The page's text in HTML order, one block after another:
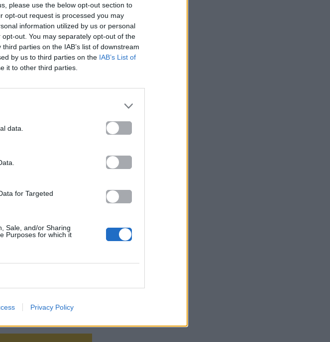
please use the below opt-out section to
opt-out request is processed you may
information utilized by us or personal
out. You may separately opt-out of the
parties on the IAB’s list of downstream
by us to third parties on the IAB’s List of
it to other third parties.
data.
for Targeted
Sale, and/or Sharing
Purposes for which it
Privacy Policy